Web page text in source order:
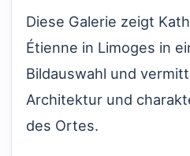
Diese Galerie zeigt
Étienne in Limoges in
Bildauswahl und
Architektur und
des Ortes.